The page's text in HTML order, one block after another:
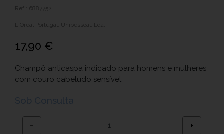
Ref.: 6887752
L Oreal Portugal, Unipessoal, Lda.
17,90 €
Champô anticaspa indicado para homens e mulheres
com couro cabeludo sensível.
− +